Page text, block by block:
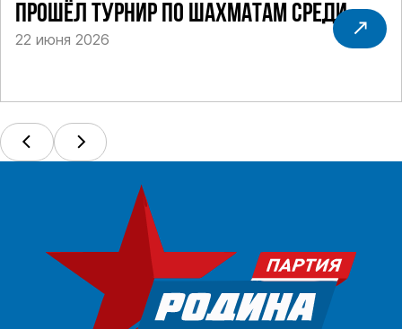
ПРОШЁЛ ТУРНИР ПО ШАХМАТАМ СРЕДИ
СИЛОВИКОВ
22 июня 2026